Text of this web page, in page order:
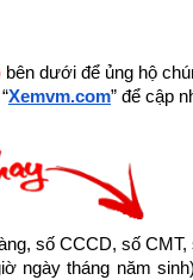
chúng ta như
số tuổi, số quần áo,
tùy theo tôn giáo,
còn với người khác
giáo, văn hóa, dân
từ đó biết được số
bên dưới để ủng hộ
“Xemvm.com” để cập
số CCCD, số
ngày tháng năm